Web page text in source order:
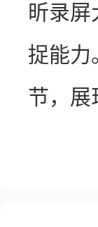
昕录
捉能力
节，展